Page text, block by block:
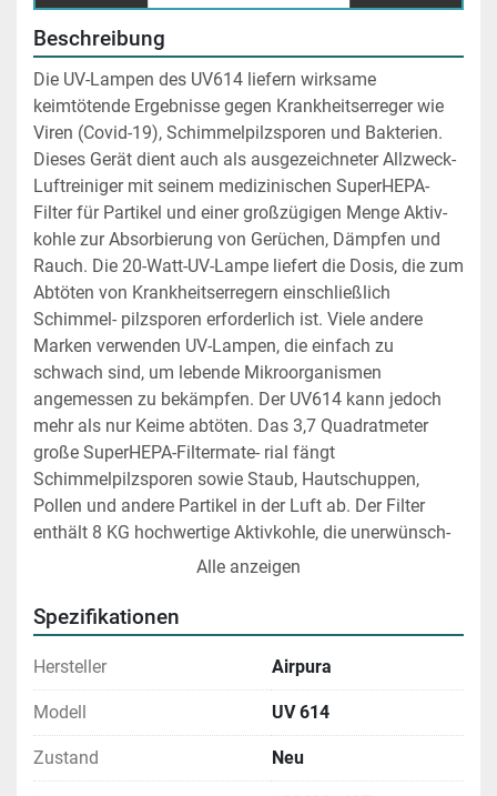
Beschreibung
Die UV-Lampen des UV614 liefern wirksame
keimtötende Ergebnisse gegen Krankheitserreger wie
Viren (Covid-19), Schimmelpilzsporen und Bakterien.
Dieses Gerät dient auch als ausgezeichneter Allzweck-
Luftreiniger mit seinem medizinischen SuperHEPA-
Filter für Partikel und einer großzügigen Menge Aktiv-
kohle zur Absorbierung von Gerüchen, Dämpfen und
Rauch. Die 20-Watt-UV-Lampe liefert die Dosis, die zum
Abtöten von Krankheitserregern einschließlich
Schimmel- pilzsporen erforderlich ist. Viele andere
Marken verwenden UV-Lampen, die einfach zu
schwach sind, um lebende Mikroorganismen
angemessen zu bekämpfen. Der UV614 kann jedoch
mehr als nur Keime abtöten. Das 3,7 Quadratmeter
große SuperHEPA-Filtermate- rial fängt
Schimmelpilzsporen sowie Staub, Hautschuppen,
Pollen und andere Partikel in der Luft ab. Der Filter
enthält 8 KG hochwertige Aktivkohle, die unerwünsch-
te Gerüche, Rauch und Chemikalien aus Ihren Gewerbe-
Kubikmeter Luft pro Minute. Durch seine Filter reinigt er
bis zu 185 Quadratmeter. Auf kleinerem Raum sorgt
der UV614 für mehr Luftaustausch pro Stunde, was zu
einer noch saubereren Luft führt. Der UV614 ist eine
gute Wahl für jemanden, der Schutz auf drei Ebenen
wünscht: Keime, Partikel und Dämpfe. Es ist eine aus-
Alle anzeigen
Spezifikationen
Hersteller Airpura
Modell UV 614
Zustand Neu